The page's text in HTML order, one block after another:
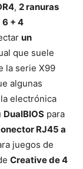
, 2 ranuras
6 + 4
un
que suele
la serie X99
algunas
electrónica
DualBIOS para
RJ45 a
juegos de
Creative de 4